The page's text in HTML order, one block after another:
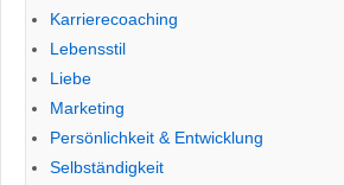
Karrierecoaching
Lebensstil
Liebe
Marketing
Persönlichkeit & Entwicklung
Selbständigkeit